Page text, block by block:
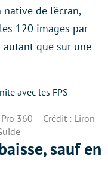
de l’écran,
120 images par
que sur une
360 – Crédit : Liron
sauf en